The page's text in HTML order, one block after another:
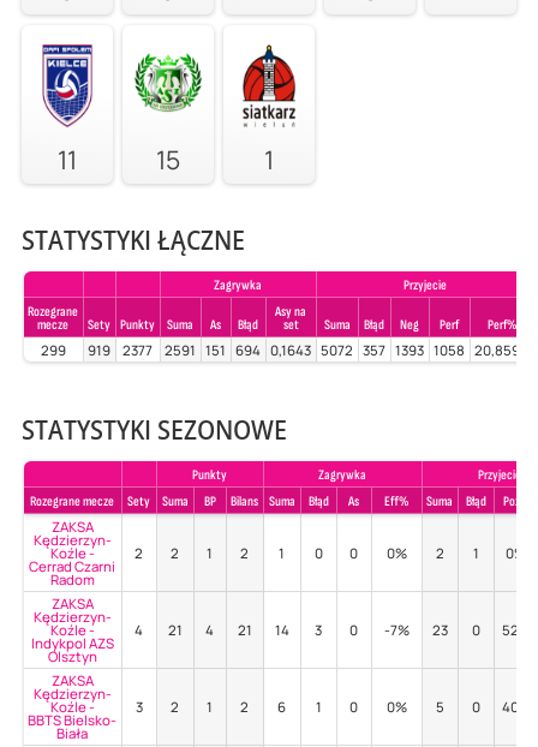
11 15 1
STATYSTYKI ŁĄCZNE
Zagrywka
Przyjecie
Rozegrane
mecze
Sety Punkty Suma As Błąd
Asy na
set
Suma Błąd Neg Perf Perf%
299 919 2377 2591 151 694 0,1643 5072 357 1393 1058 20,8596
STATYSTYKI SEZONOWE
Punkty Zagrywka
Przyjecie
Rozegrane mecze
Sety Suma BP Bilans Suma Błąd As Eff% Suma Błąd Poz%
ZAKSA
Kędzierzyn-
Koźle -
Cerrad Czarni
Radom
2 2 1 2 1 0 0 0% 2 1 0%
ZAKSA
Kędzierzyn-
Koźle -
Indykpol AZS
Olsztyn
4 21 4 21 14 3 0 -7% 23 0 52%
ZAKSA
Kędzierzyn-
Koźle -
BBTS Bielsko-
Biała
3 2 1 2 6 1 0 0% 5 0 40%